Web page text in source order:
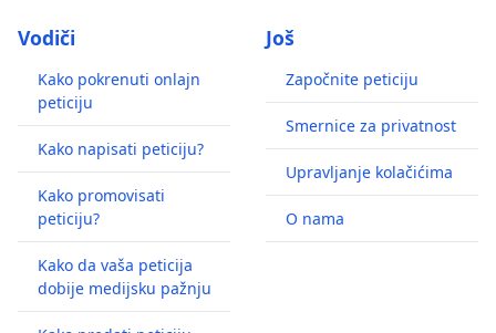
Vodiči
Kako pokrenuti onlajn
peticiju
Kako napisati peticiju?
Kako promovisati
peticiju?
Kako da vaša peticija
dobije medijsku pažnju
Još
Započnite peticiju
Smernice za privatnost
Upravljanje kolačićima
O nama